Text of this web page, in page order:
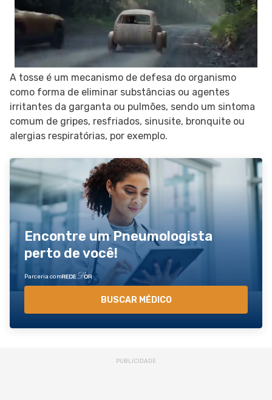
A tosse é um mecanismo de defesa do organismo
como forma de eliminar substâncias ou agentes
irritantes da garganta ou pulmões, sendo um sintoma
comum de gripes, resfriados, sinusite, bronquite ou
alergias respiratórias, por exemplo.
Encontre um Pneumologista
perto de você!
Parceria com
BUSCAR MÉDICO